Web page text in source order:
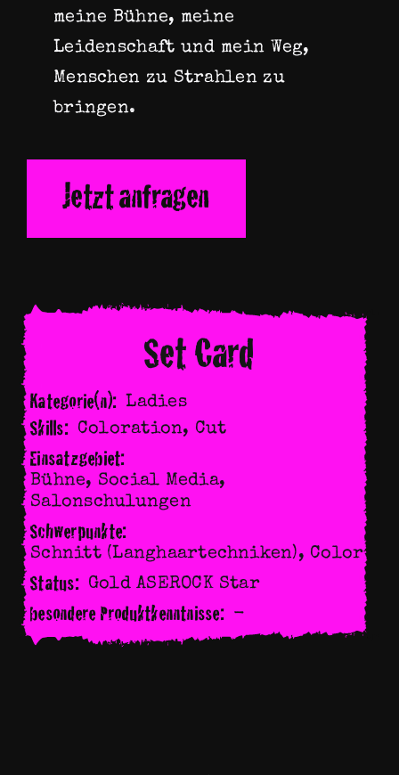
meine Bühne, meine
Leidenschaft und mein Weg,
Menschen zu Strahlen zu
bringen.
Jetzt anfragen
Set Card
Kategorie(n): Ladies
Skills: Coloration, Cut
Einsatzgebiet:
Bühne, Social Media,
Salonschulungen
Schwerpunkte:
Schnitt (Langhaartechniken), Color
Status: Gold ASEROCK Star
besondere Produktkenntnisse: -